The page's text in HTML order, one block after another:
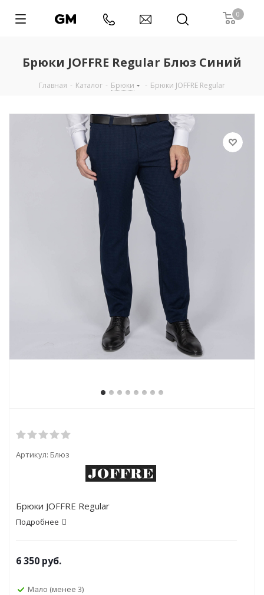
0
Брюки JOFFRE Regular Блюз Синий
Главная - Каталог - Брюки - Брюки JOFFRE Regular
Артикул: Блюз
Брюки JOFFRE Regular
Подробнее
6 350 руб.
Мало (менее 3)